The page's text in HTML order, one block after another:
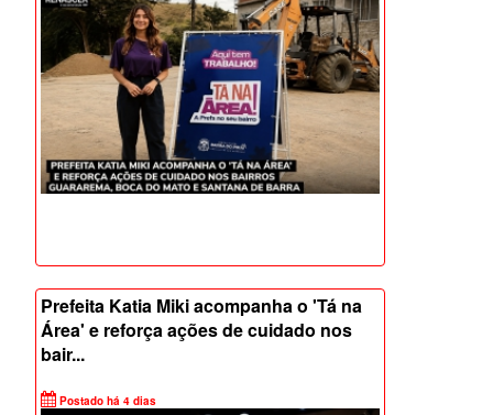
Prefeita Katia Miki acompanha o 'Tá na
Área' e reforça ações de cuidado nos